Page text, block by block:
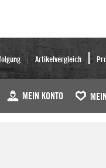
Artikelvergleich
MEIN KONTO